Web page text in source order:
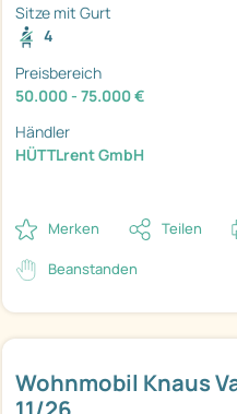
Wohnmobil Knaus
Sitze mit Gurt
4
Preisbereich
50.000 - 75.000 €
Händler
HÜTTLrent GmbH
Merken Teilen
Beanstanden